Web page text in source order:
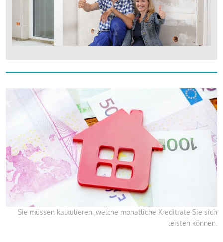
Sie müssen kalkulieren, welche monatliche Kreditrate Sie sich
leisten können.